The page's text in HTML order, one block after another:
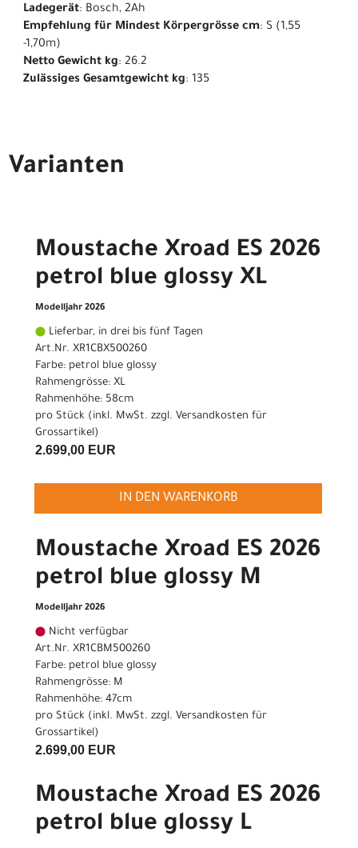
Ladegerät: Bosch, 2Ah
Empfehlung für Mindest Körpergrösse cm: S (1,55
-1,70m)
Netto Gewicht kg: 26.2
Zulässiges Gesamtgewicht kg: 135
Varianten
Moustache Xroad ES 2026
petrol blue glossy XL
Modelljahr 2026
Lieferbar, in drei bis fünf Tagen
Art.Nr. XR1CBX500260
Farbe: petrol blue glossy
Rahmengrösse: XL
Rahmenhöhe: 58cm
pro Stück (inkl. MwSt. zzgl. Versandkosten für
Grossartikel)
2.699,00 EUR
IN DEN WARENKORB
Moustache Xroad ES 2026
petrol blue glossy M
Modelljahr 2026
Nicht verfügbar
Art.Nr. XR1CBM500260
Farbe: petrol blue glossy
Rahmengrösse: M
Rahmenhöhe: 47cm
pro Stück (inkl. MwSt. zzgl. Versandkosten für
Grossartikel)
2.699,00 EUR
Moustache Xroad ES 2026
petrol blue glossy L